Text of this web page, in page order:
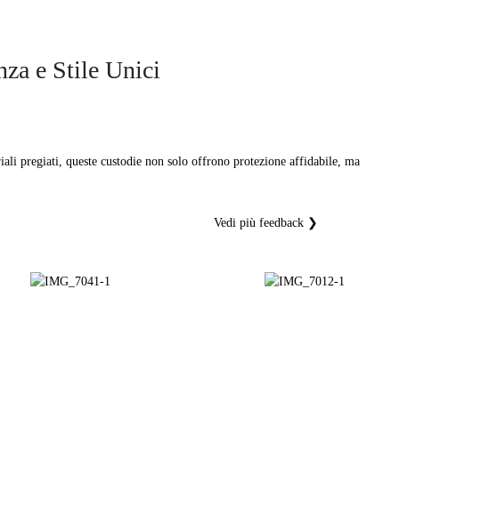
e Stile Unici
pregiati, queste custodie non solo offrono protezione affidabile, ma
Vedi più feedback ❯